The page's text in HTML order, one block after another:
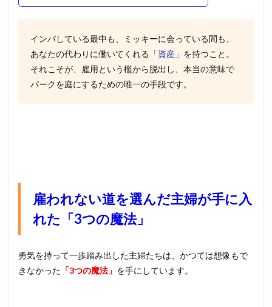
インパしている最中も、ミッキーに会っている間も、
あなたの代わりに働いてくれる 「資産」 を持つこと。
それこそが、雇用という檻から脱出し、本当の意味で
パークを庭にするための唯一の手段です。
雇われない道を選んだ主婦が手に入
れた「3つの魔法」
勇気を持って一歩踏み出した主婦たちは、かつては想像もで
きなかった 「3つの魔法」 を手にしています。